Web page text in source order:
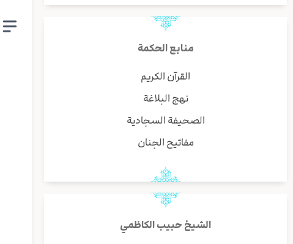
منابع الحكمة
القرآن الكريم
نهج البلاغة
الصحيفة السجادية
مفاتيح الجنان
الشيخ حبيب الكاظمي